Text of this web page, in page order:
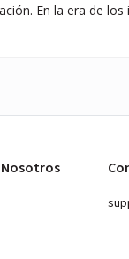
En la era de los
Nosotros